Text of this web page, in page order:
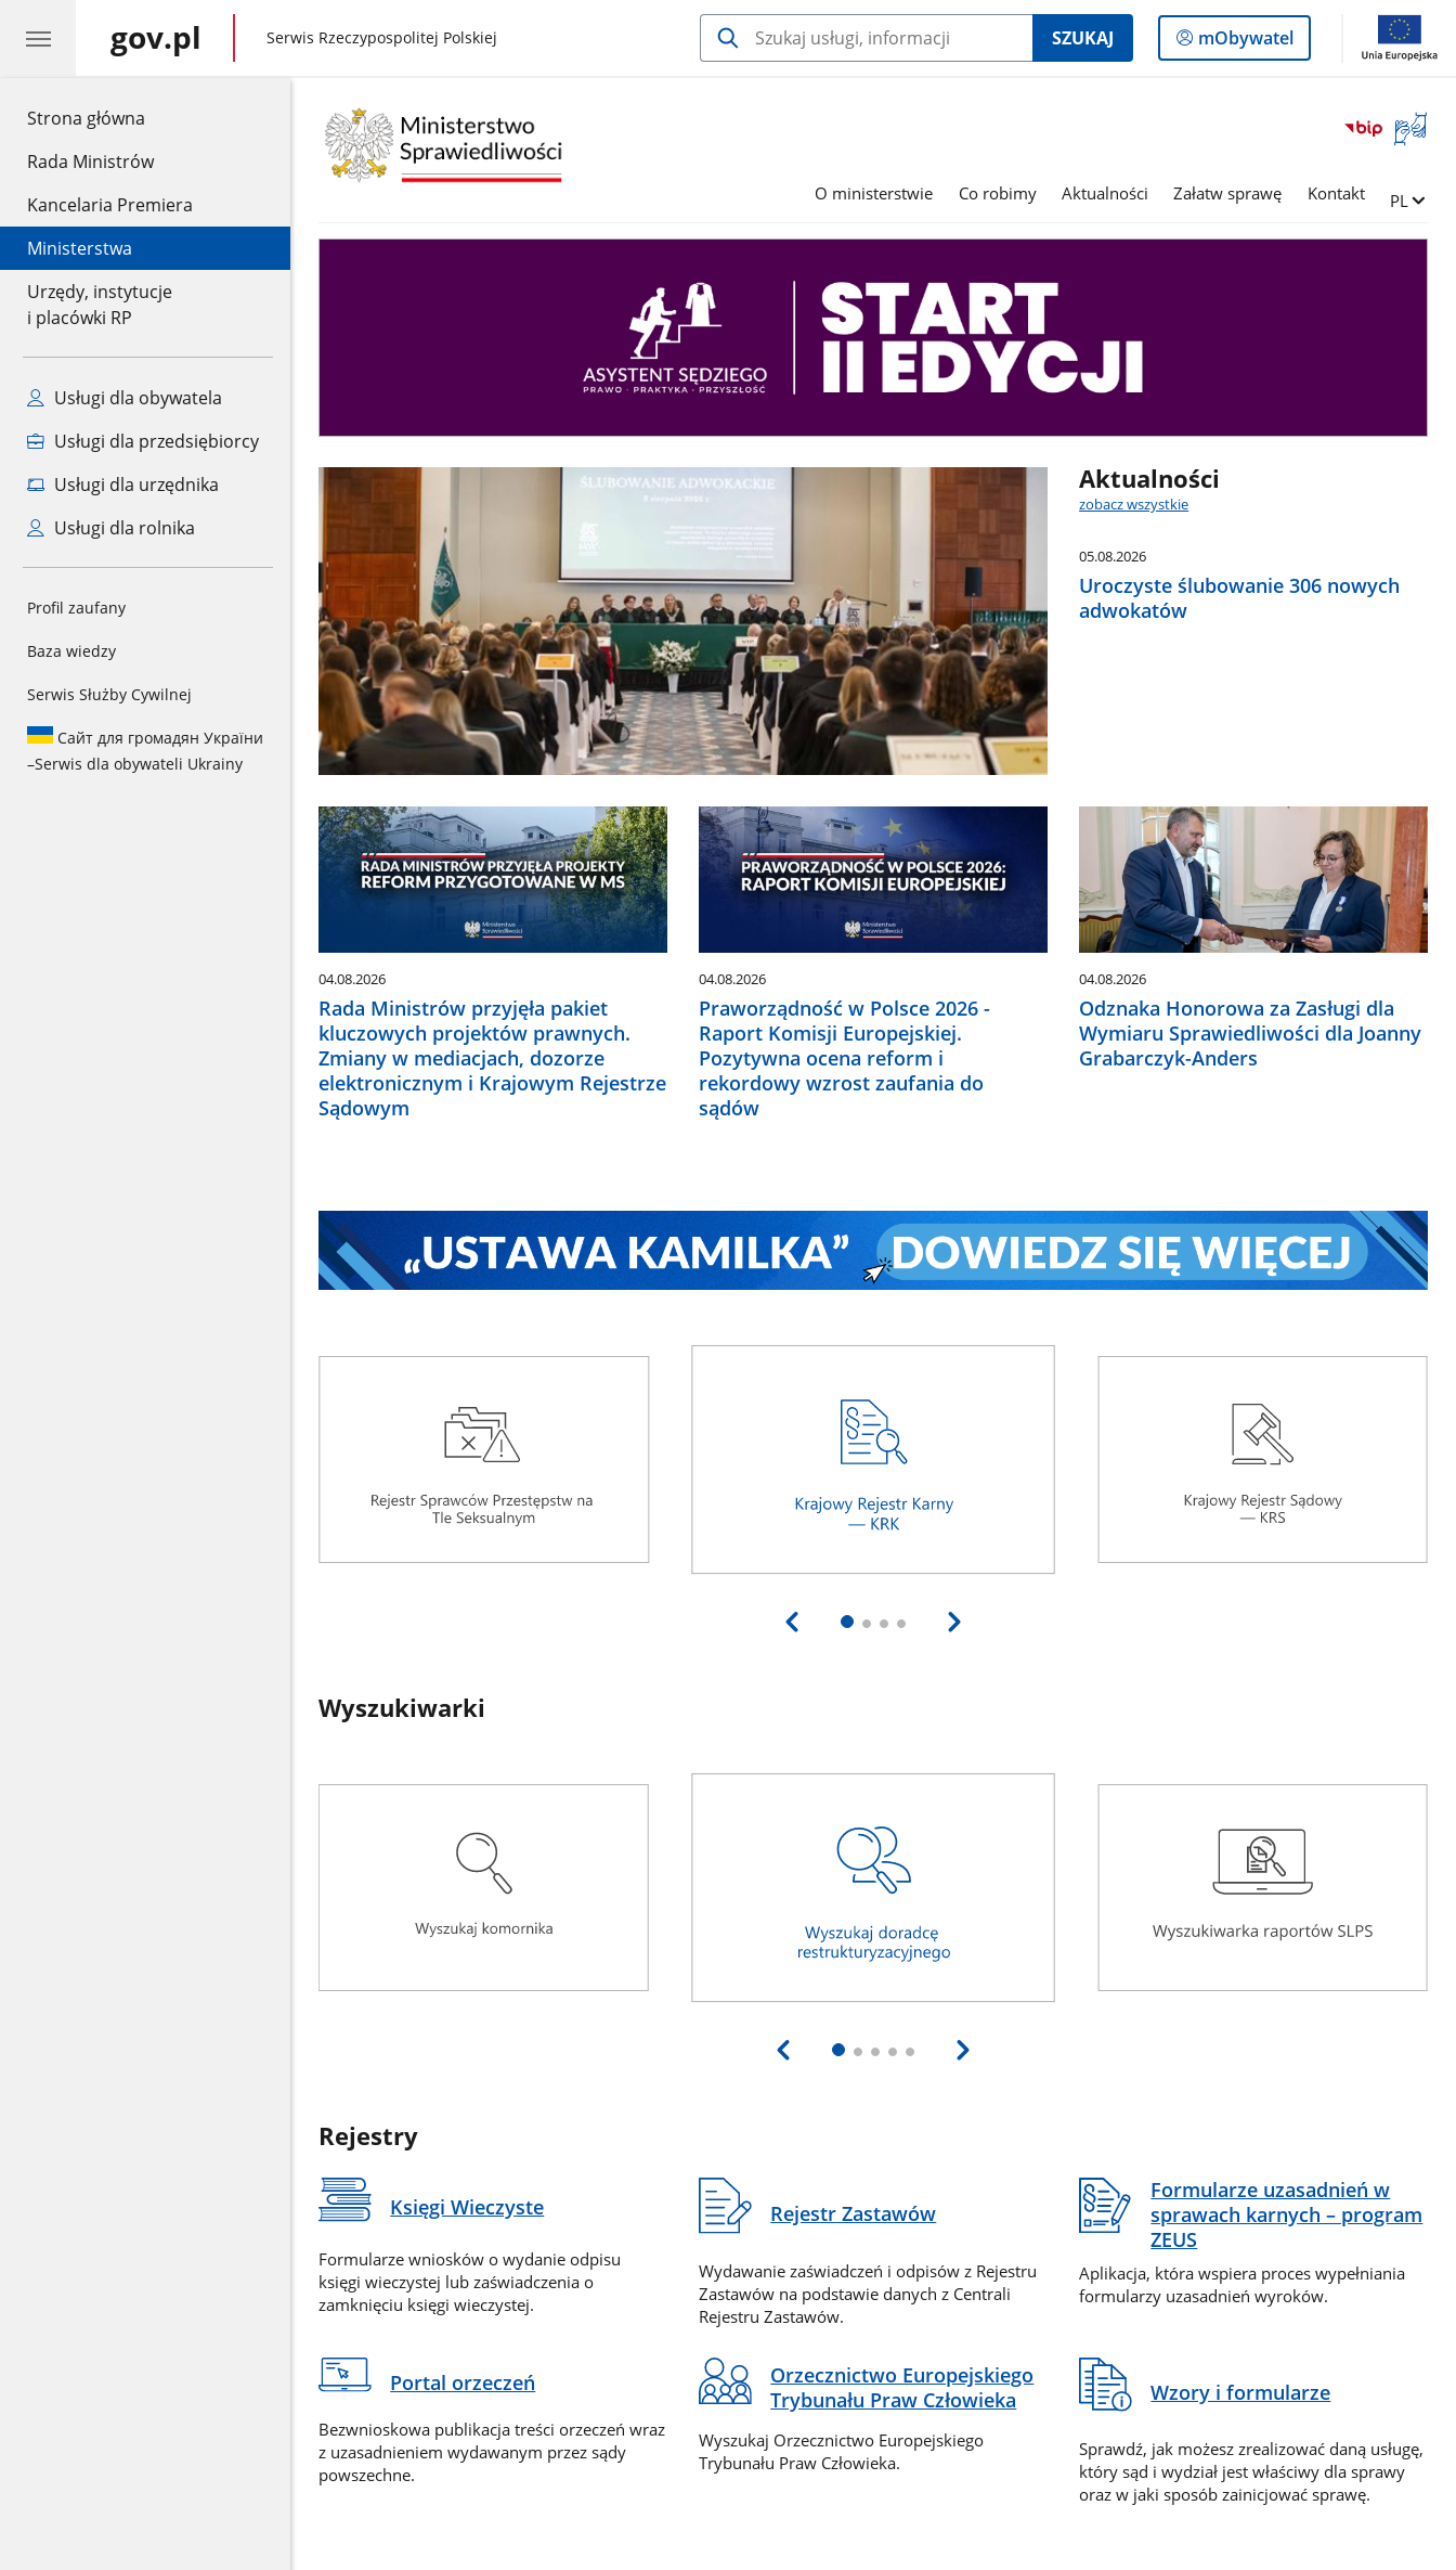
Strona główna
Rada Ministrów
Kancelaria Premiera
Ministerstwa
Urzędy, instytucje
i placówki RP
Usługi dla obywatela
Usługi dla przedsiębiorcy
Usługi dla urzędnika
Usługi dla rolnika
Profil zaufany
Baza wiedzy
Serwis Służby Cywilnej
Сайт для громадян України
–Serwis dla obywateli Ukrainy
gov.pl gov.pl
Serwis Rzeczypospolitej Polskiej SZUKAJ
Logowanie
do
mObywatel
Otwórz
okno
języka
O ministerstwie Co robimy Aktualności Załatw sprawę Kontakt Zmień
PL
Aktualności
zobacz wszystkie
05.08.2026
Uroczyste ślubowanie 306 nowych
adwokatów
04.08.2026
Rada Ministrów przyjęła pakiet
kluczowych projektów prawnych.
Zmiany w mediacjach, dozorze
elektronicznym i Krajowym Rejestrze
Sądowym
04.08.2026
Praworządność w Polsce 2026 -
Raport Komisji Europejskiej.
Pozytywna ocena reform i
rekordowy wzrost zaufania do
sądów
04.08.2026
Odznaka Honorowa za Zasługi dla
Wymiaru Sprawiedliwości dla Joanny
Grabarczyk-Anders
Wyszukiwarki
Rejestry
Księgi Wieczyste
Formularze wniosków o wydanie odpisu
księgi wieczystej lub zaświadczenia o
zamknięciu księgi wieczystej.
Rejestr Zastawów
Wydawanie zaświadczeń i odpisów z Rejestru
Zastawów na podstawie danych z Centrali
Rejestru Zastawów.
Formularze uzasadnień w
sprawach karnych – program
ZEUS
Aplikacja, która wspiera proces wypełniania
formularzy uzasadnień wyroków.
Portal orzeczeń
Bezwnioskowa publikacja treści orzeczeń wraz
z uzasadnieniem wydawanym przez sądy
powszechne.
Orzecznictwo Europejskiego
Trybunału Praw Człowieka
Wyszukaj Orzecznictwo Europejskiego
Trybunału Praw Człowieka.
Wzory i formularze
Sprawdź, jak możesz zrealizować daną usługę,
który sąd i wydział jest właściwy dla sprawy
oraz w jaki sposób zainicjować sprawę.